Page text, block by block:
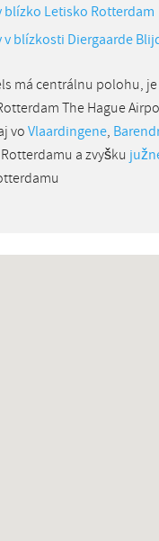
blízko Letisko Rotterdam
v blízkosti Diergaarde
má centrálnu polohu,
The Hague
voVlaardingene,
a zvyšku